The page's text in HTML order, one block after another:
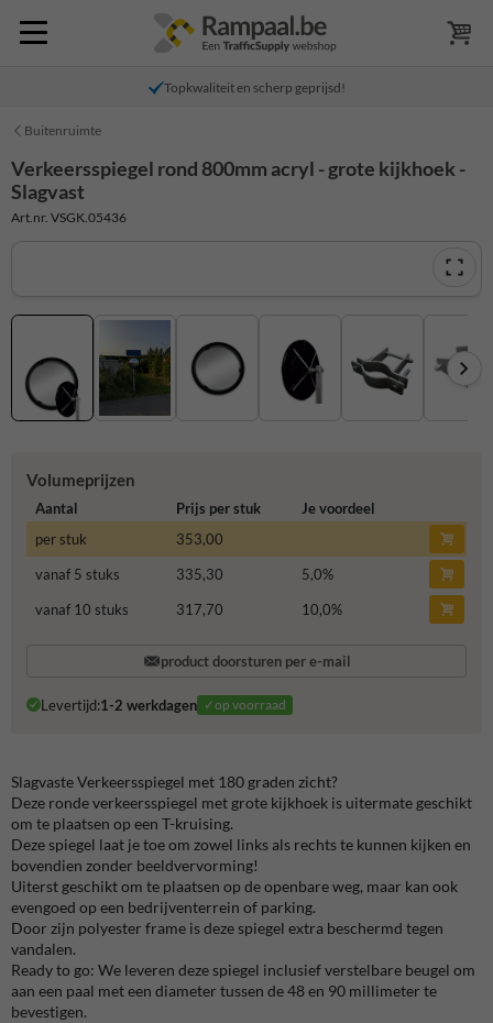
Topkwaliteit en scherp geprijsd!
Buitenruimte
Verkeersspiegel rond 800mm acryl - grote kijkhoek -
Slagvast
Art.nr. VSGK.05436
Volumeprijzen
Aantal Prijs per stuk
Je voordeel
per stuk
353,00
vanaf 5 stuks
335,30 5,0%
vanaf 10 stuks
317,70 10,0%
product doorsturen per e-mail
Levertijd:1-2 werkdagen ✓op voorraad
Slagvaste Verkeersspiegel met 180 graden zicht?
Deze ronde verkeersspiegel met grote kijkhoek is uitermate geschikt
om te plaatsen op een T-kruising.
Deze spiegel laat je toe om zowel links als rechts te kunnen kijken en
bovendien zonder beeldvervorming!
Uiterst geschikt om te plaatsen op de openbare weg, maar kan ook
evengoed op een bedrijventerrein of parking.
Door zijn polyester frame is deze spiegel extra beschermd tegen
vandalen.
Ready to go: We leveren deze spiegel inclusief verstelbare beugel om
aan een paal met een diameter tussen de 48 en 90 millimeter te
bevestigen.